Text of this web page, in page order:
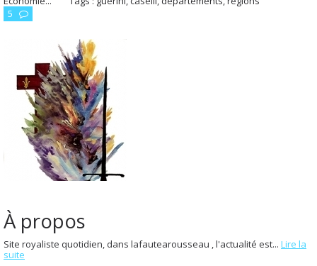
5
À propos
Site royaliste quotidien, dans lafautearousseau , l'actualité est... Lire la
suite